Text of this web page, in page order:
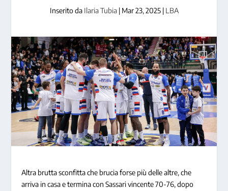
Inserito da Ilaria Tubia| Mar 23, 2025| LBA
Altra brutta sconfitta che brucia forse più delle altre, che
arriva in casa e termina con Sassari vincente 70-76, dopo